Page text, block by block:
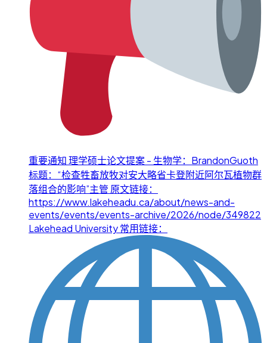
重要通知 理学硕士论文提案 - 生物学：BrandonGuoth
标题：“检查牲畜放牧对安大略省卡登附近阿尔瓦植物群
落组合的影响”主管 原文链接：
https://www.lakeheadu.ca/about/news-and-
events/events/events-archive/2026/node/349822
Lakehead University 常用链接：